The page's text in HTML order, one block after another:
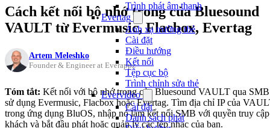
Trình phát âm thanh
Evertag
Ánh xạ trường thẻ
Cài đặt
Điều hướng
Kết nối
Tệp cục bộ
Trình chỉnh sửa thẻ
Evervideo
Cài đặt
Danh sách phát
Cách kết nối bộ nhớ trong của Bluesound
VAULT từ Evermusic, Flacbox, Evertag
Artem Meleshko
Founder & Engineer at Everappz
Tóm tắt: Kết nối với bộ nhớ trong của Bluesound VAULT qua SMB
sử dụng Evermusic, Flacbox hoặc Evertag. Tìm địa chỉ IP của
trong ứng dụng BluOS, nhập nó làm kết nối SMB với quyền truy cập
khách và bắt đầu phát hoặc quản lý các tệp nhạc của bạn.